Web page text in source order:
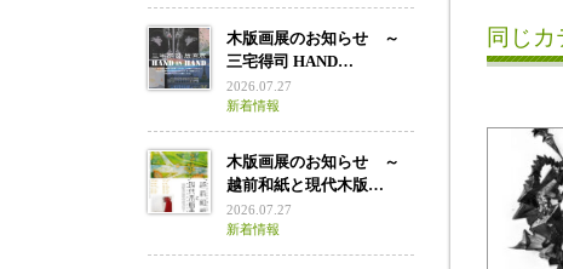
同じ
木版画展のお知らせ ～
三宅得司 HAND…
2026.07.27
新着情報
木版画展のお知らせ ～
越前和紙と現代木版…
2026.07.27
新着情報